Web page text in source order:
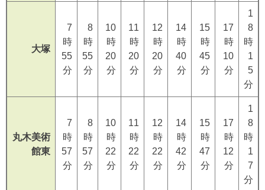
大塚
7
時
55
分
8
時
55
分
10
時
20
分
11
時
20
分
12
時
20
分
14
時
40
分
15
時
45
分
17
時
10
分
1
8
時
1
5
分
丸木美術
館東
7
時
57
分
8
時
57
分
10
時
22
分
11
時
22
分
12
時
22
分
14
時
42
分
15
時
47
分
17
時
12
分
1
8
時
1
7
分